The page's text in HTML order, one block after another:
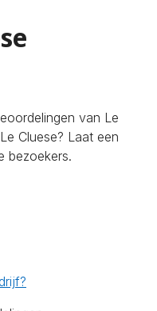
van Le
Cluese? Laat een
bezoekers.